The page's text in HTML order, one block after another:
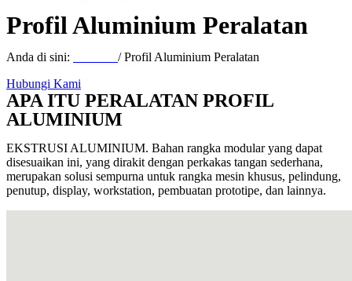
Profil Aluminium Peralatan
Anda di sini:
/ Profil Aluminium Peralatan
Hubungi Kami
APA ITU PERALATAN PROFIL
ALUMINIUM
EKSTRUSI ALUMINIUM. Bahan rangka modular yang dapat
disesuaikan ini, yang dirakit dengan perkakas tangan sederhana,
merupakan solusi sempurna untuk rangka mesin khusus, pelindung,
penutup, display, workstation, pembuatan prototipe, dan lainnya.